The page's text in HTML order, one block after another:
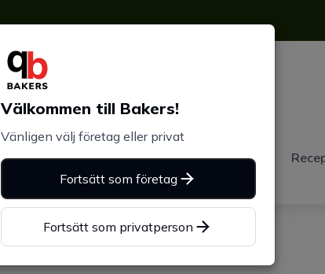
Plåtbyte Bakers Pureline® Om Bakers
Välkommen till Bakers!
Vänligen välj företag eller privat
Fortsätt som företag
Fortsätt som privatperson